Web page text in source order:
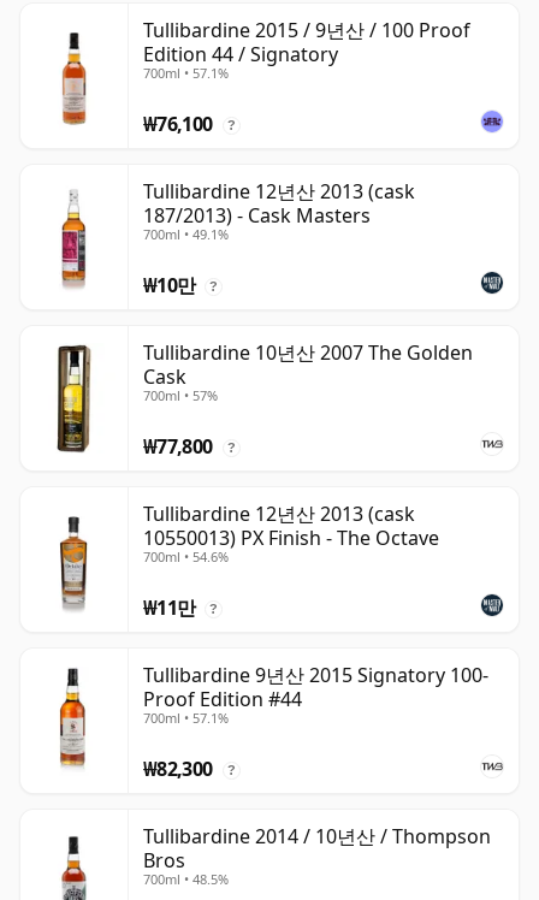
Tullibardine 2015 / 9년산 / 100 Proof
Edition 44 / Signatory
700ml • 57.1%
₩76,100 ?
Tullibardine 12년산 2013 (cask
187/2013) - Cask Masters
700ml • 49.1%
₩10만 ?
Tullibardine 10년산 2007 The Golden
Cask
700ml • 57%
₩77,800 ?
Tullibardine 12년산 2013 (cask
10550013) PX Finish - The Octave
700ml • 54.6%
₩11만 ?
Tullibardine 9년산 2015 Signatory 100-
Proof Edition #44
700ml • 57.1%
₩82,300 ?
Tullibardine 2014 / 10년산 / Thompson
Bros
700ml • 48.5%